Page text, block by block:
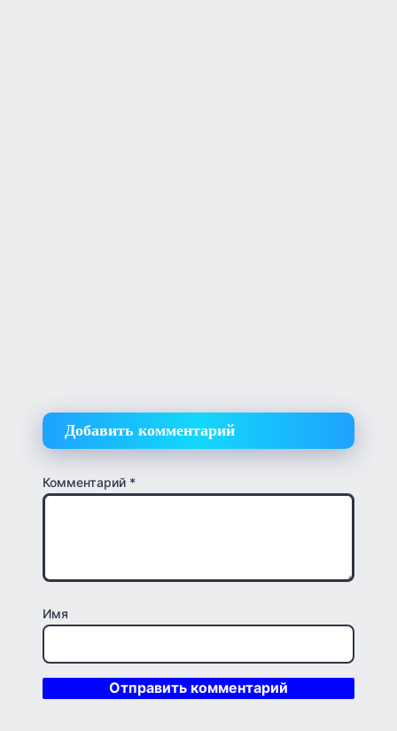
Добавить комментарий
Комментарий *
Имя